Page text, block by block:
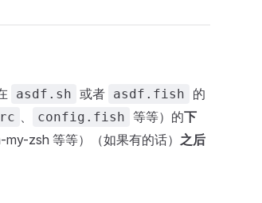
asdf.sh 或者 asdf.fish
的
、 config.fish 等等）的下
zsh 等等）（如果有的话） 之后